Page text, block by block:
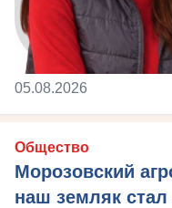
05.08.2026
Общество
Морозовский
наш земляк